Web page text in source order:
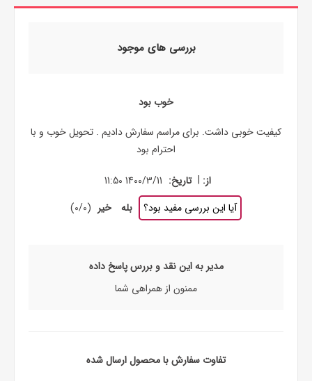
بررسی های موجود
خوب بود
کیفیت خوبی داشت. برای مراسم سفارش دادیم . تحویل خوب و با
احترام بود
از: | تاریخ: 1400/3/11 11:50
آیا این بررسی مفید بود؟
بله خیر (
0/0
)
مدیر به این نقد و بررس پاسخ داده
ممنون از همراهی شما
تفاوت سفارش با محصول ارسال شده